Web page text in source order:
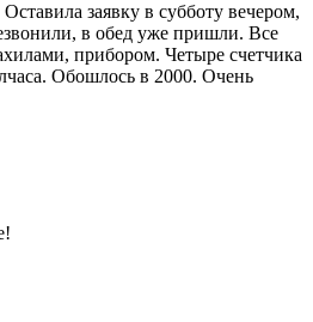
заявку в субботу вечером,
в обед уже пришли. Все
прибором. Четыре счетчика
Обошлось в 2000. Очень